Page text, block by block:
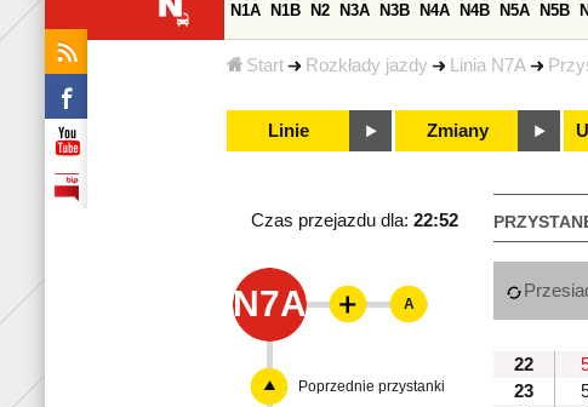
Start Rozkłady jazdy Linia N7A
N1A N1B N2 N3A N3B N4A N4B N5A N5B
Linie Zmiany
Czas przejazdu dla: 22:52
N7A
22
23
A
Poprzednie przystanki